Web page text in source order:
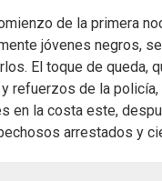
de la primera
jóvenes negros,
El toque de queda,
y refuerzos de la
en la costa este,
arrestados y